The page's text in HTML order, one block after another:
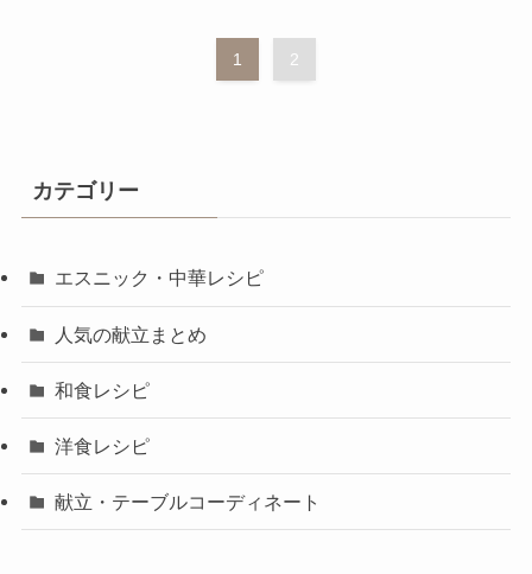
1 2
カテゴリー
エスニック・中華レシピ
人気の献立まとめ
和食レシピ
洋食レシピ
献立・テーブルコーディネート